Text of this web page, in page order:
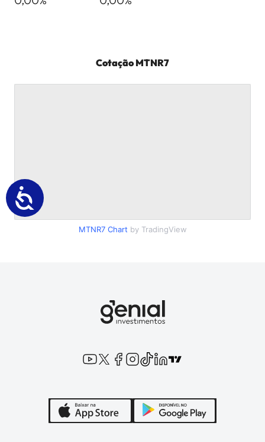
CotaçãoMTNR7
MTNR7Chart by TradingView